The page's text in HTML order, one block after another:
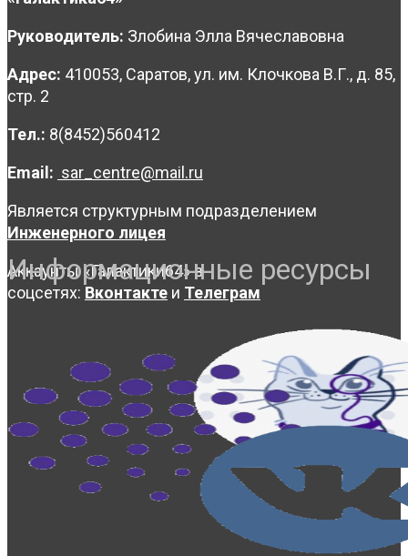
Руководитель: Злобина Элла Вячеславовна
Адрес: 410053, Саратов, ул. им. Клочкова В.Г., д. 85,
стр. 2
Тел.: 8(8452)560412
Email: sar_centre@mail.ru
Является структурным подразделением
Инженерного лицея
Аккаунты «Галактики64» в
соцсетях: Вконтакте и Телеграм
Информационные ресурсы